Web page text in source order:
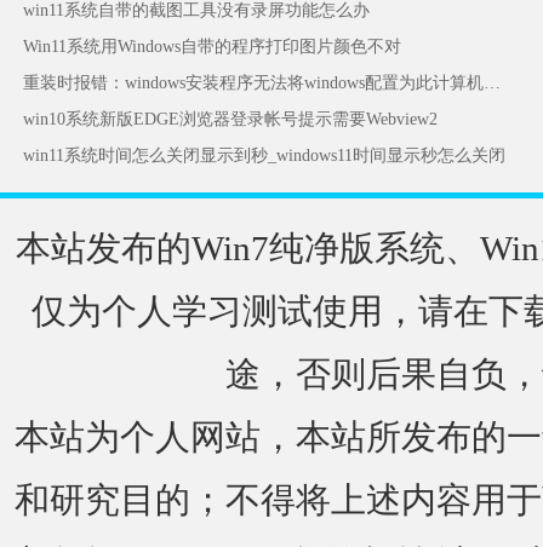
win11系统自带的截图工具没有录屏功能怎么办
Win11系统用Windows自带的程序打印图片颜色不对
重装时报错：windows安装程序无法将windows配置为此计算机的硬件运行怎么办
win10系统新版EDGE浏览器登录帐号提示需要Webview2
win11系统时间怎么关闭显示到秒_windows11时间显示秒怎么关闭
本站发布的Win7纯净版系统、
仅为个人学习测试使用，请在下
途，否则后果自负
本站为个人网站，本站所发布的
和研究目的；不得将上述内容用